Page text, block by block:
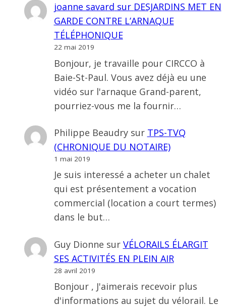
joanne savard sur DESJARDINS MET EN
GARDE CONTRE L’ARNAQUE
TÉLÉPHONIQUE
22 mai 2019
Bonjour, je travaille pour CIRCCO à
Baie-St-Paul. Vous avez déjà eu une
vidéo sur l'arnaque Grand-parent,
pourriez-vous me la fournir…
Philippe Beaudrysur TPS-TVQ
(CHRONIQUE DU NOTAIRE)
1 mai 2019
Je suis interessé a acheter un chalet
qui est présentement a vocation
commercial (location a court termes)
dans le but…
Guy Dionne sur VÉLORAILS ÉLARGIT
SES ACTIVITÉS EN PLEIN AIR
28 avril 2019
Bonjour , J'aimerais recevoir plus
d'informations au sujet du vélorail. Le